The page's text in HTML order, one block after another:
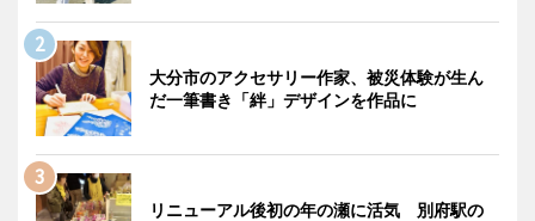
大分市のアクセサリー作家、被災体験が生ん
だ一筆書き「絆」デザインを作品に
リニューアル後初の年の瀬に活気 別府駅の